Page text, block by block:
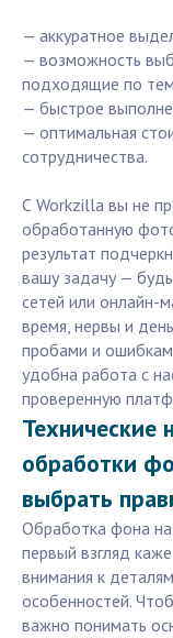
— аккуратное
— возможность
подходящие по
— быстрое
— оптимальная
сотрудничества.
С Workzilla вы не
обработанную
результат
вашу задачу —
сетей или онлайн-
время, нервы и
пробами и
удобна работа с
проверенную
Технические
обработки
выбрать
Обработка фона
первый взгляд
внимания к
особенностей.
важно понимать